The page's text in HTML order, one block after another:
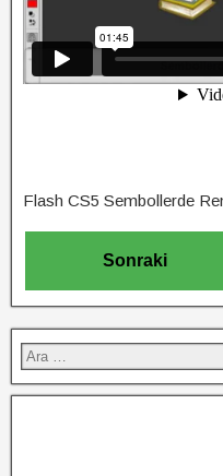
Flash CS5 Sembollerde
Sonraki